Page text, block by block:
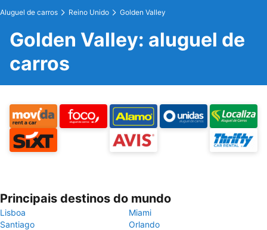
Aluguel de carros Reino Unido Golden Valley
Golden Valley: aluguel de
carros
Principais destinos do mundo
Lisboa
Miami
Santiago
Orlando